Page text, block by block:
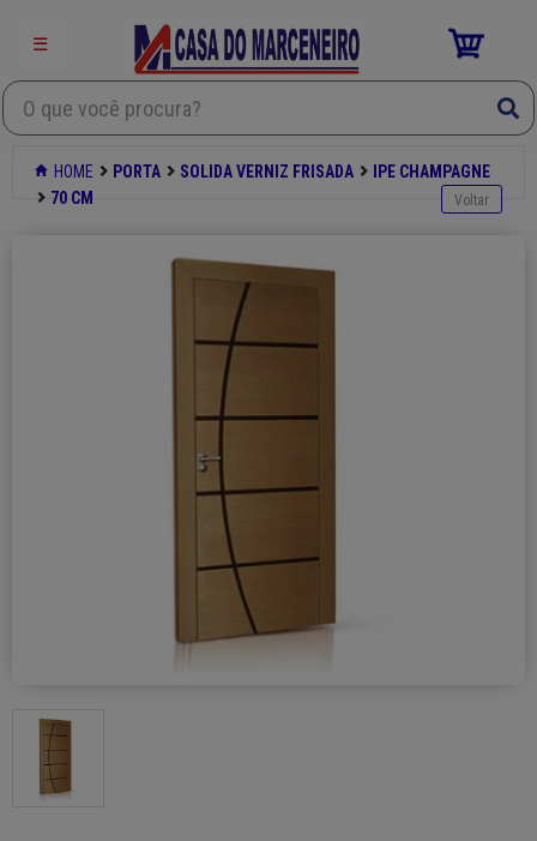
☰
Mdf
Porta
Produtos quimicos
HOME PORTA SOLIDA VERNIZ FRISADA
IPE CHAMPAGNE
70 CM